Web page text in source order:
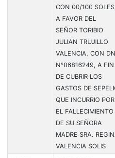
CON 00/100
A FAVOR DEL
SEÑOR TORIBIO
JULIAN TRUJILLO
VALENCIA, CON
N°06816249, A FIN
DE CUBRIR LOS
GASTOS DE
QUE INCURRIO POR
EL FALLECIMIENTO
DE SU SEÑORA
MADRE SRA.
VALENCIA SOLIS